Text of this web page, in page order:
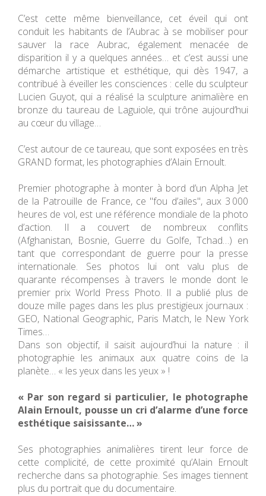
C’est cette même bienveillance, cet éveil qui ont
conduit les habitants de l’Aubrac à se mobiliser pour
sauver la race Aubrac, également menacée de
disparition il y a quelques années… et c’est aussi une
démarche artistique et esthétique, qui dès 1947, a
contribué à éveiller les consciences : celle du sculpteur
Lucien Guyot, qui a réalisé la sculpture animalière en
bronze du taureau de Laguiole, qui trône aujourd’hui
au cœur du village…
C’est autour de ce taureau, que sont exposées en très
GRAND format, les photographies d’Alain Ernoult.
Premier photographe à monter à bord d’un Alpha Jet
de la Patrouille de France, ce "fou d’ailes", aux 3 000
heures de vol, est une référence mondiale de la photo
d’action. Il a couvert de nombreux conflits
(Afghanistan, Bosnie, Guerre du Golfe, Tchad…) en
tant que correspondant de guerre pour la presse
internationale. Ses photos lui ont valu plus de
quarante récompenses à travers le monde dont le
premier prix World Press Photo. Il a publié plus de
douze mille pages dans les plus prestigieux journaux :
GEO, National Geographic, Paris Match, le New York
Times…
Dans son objectif, il saisit aujourd’hui la nature : il
photographie les animaux aux quatre coins de la
planète… « les yeux dans les yeux » !
« Par son regard si particulier, le photographe
Alain Ernoult, pousse un cri d’alarme d’une force
esthétique saisissante… »
Ses photographies animalières tirent leur force de
cette complicité, de cette proximité qu’Alain Ernoult
recherche dans sa photographie. Ses images tiennent
plus du portrait que du documentaire.